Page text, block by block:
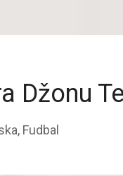
Džonu
, Fudbal